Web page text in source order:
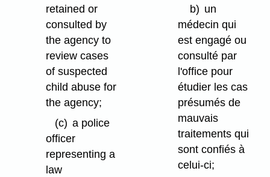
retained or
consulted by
the agency to
review cases
of suspected
child abuse for
the agency;
(c) a police
officer
representing a
law
b) un
médecin qui
est engagé ou
consulté par
l'office pour
étudier les cas
présumés de
mauvais
traitements qui
sont confiés à
celui-ci;